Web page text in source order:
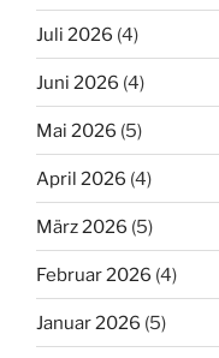
Juli 2026 (4)
Juni 2026 (4)
Mai 2026 (5)
April 2026 (4)
März 2026 (5)
Februar 2026 (4)
Januar 2026 (5)